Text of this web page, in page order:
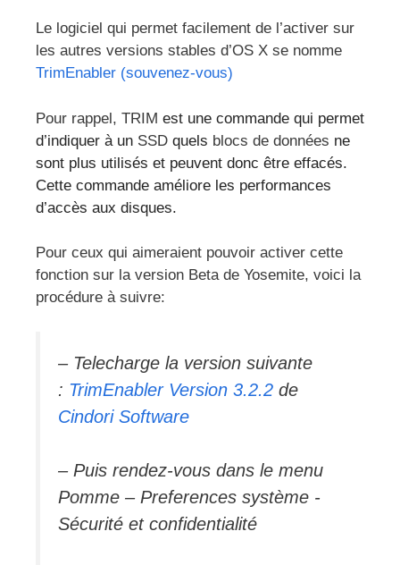
Le logiciel qui permet facilement de l’activer sur
les autres versions stables d’OS X se nomme
TrimEnabler (souvenez-vous)
Pour rappel, TRIM est une commande qui permet
d’indiquer à un SSD quels blocs de données ne
sont plus utilisés et peuvent donc être effacés.
Cette commande améliore les performances
d’accès aux disques.
Pour ceux qui aimeraient pouvoir activer cette
fonction sur la version Beta de Yosemite, voici la
procédure à suivre:
– Telecharge la version suivante
: TrimEnabler Version 3.2.2 de
Cindori Software
– Puis rendez-vous dans le menu
Pomme – Preferences système -
Sécurité et confidentialité